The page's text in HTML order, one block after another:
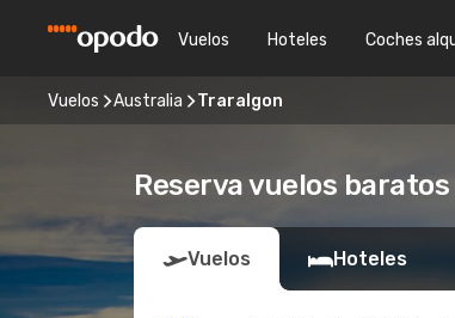
Vuelos Hoteles Coches
Vuelos Australia Traralgon
Reserva vuelos
Vuelos Hoteles